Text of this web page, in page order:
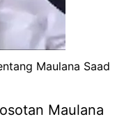
Maulana Saad
Maulana